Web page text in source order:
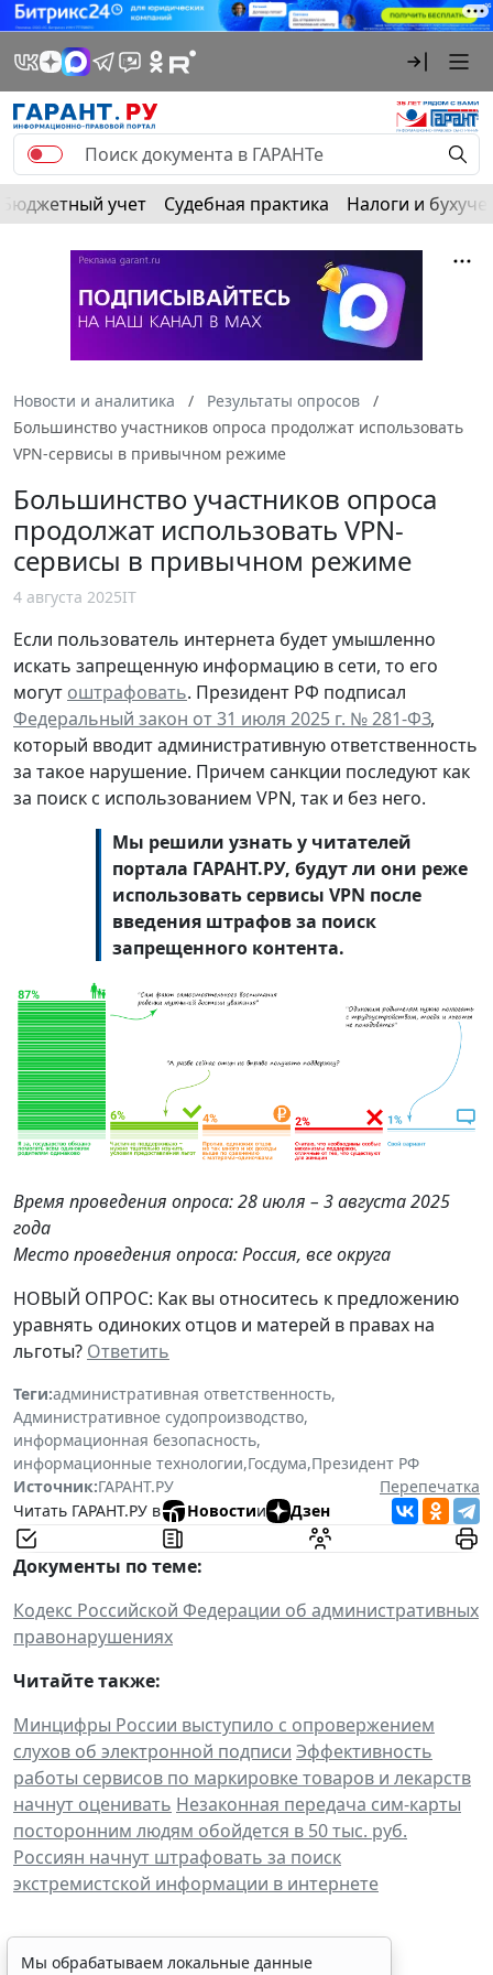
Бюджетный учет Судебная практика Налоги и
Новости и аналитика
Результаты опросов
Большинство участников опроса продолжат использовать
VPN-сервисы в привычном режиме
Большинство участников опроса
продолжат использовать VPN-
сервисы в привычном режиме
4 августа 2025IT
Если пользователь интернета будет умышленно
искать запрещенную информацию в сети, то его
могут оштрафовать. Президент РФ подписал
Федеральный закон от 31 июля 2025 г. № 281-ФЗ,
который вводит административную ответственность
за такое нарушение. Причем санкции последуют как
за поиск с использованием VPN, так и без него.
Мы решили узнать у читателей
портала ГАРАНТ.РУ, будут ли они реже
использовать сервисы VPN после
введения штрафов за поиск
запрещенного контента.
Время проведения опроса: 28 июля – 3 августа 2025
года
Место проведения опроса: Россия, все округа
НОВЫЙ ОПРОС: Как вы относитесь к предложению
уравнять одиноких отцов и матерей в правах на
льготы? Ответить
Теги:административная ответственность,
Административное судопроизводство,
информационная безопасность,
информационные технологии,Госдума,Президент РФ
Источник:ГАРАНТ.РУ
Перепечатка
Читать ГАРАНТ.РУ в
Новостии Дзен
Документы по теме:
Кодекс Российской Федерации об административных
правонарушениях
Читайте также:
Минцифры России выступило с опровержением
слухов об электронной подписи Эффективность
работы сервисов по маркировке товаров и лекарств
начнут оценивать Незаконная передача сим-карты
посторонним людям обойдется в 50 тыс. руб.
Россиян начнут штрафовать за поиск
экстремистской информации в интернете
Мы обрабатываем локальные данные